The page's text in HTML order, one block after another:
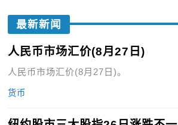
最新新闻
人民币市场汇价(8月27日)
人民币市场汇价(8月27日)。
货币